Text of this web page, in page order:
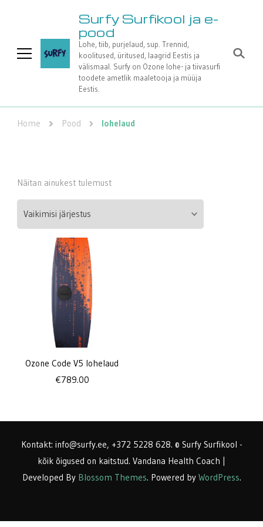
Surfy Surfikool ja e-
pood
Lohe, tiib, purjelaud, sup. Trennid,
koolitused, üritused, laagrid Eestis ja
välismaal. Surfy on Ozone lohe- ja tiivasurfi
toodete ametlik maaletooja ja müüja
Eestis.
Home Pood lohelaud
Näitan ainukest tulemust
Ozone Code V5 lohelaud
€789.00
Kontakt: info@surfy.ee, +372 5228 628. © Surfy Surfikool -
kõik õigused on kaitstud. Vandana Health Coach |
Developed By Blossom Themes. Powered by WordPress.